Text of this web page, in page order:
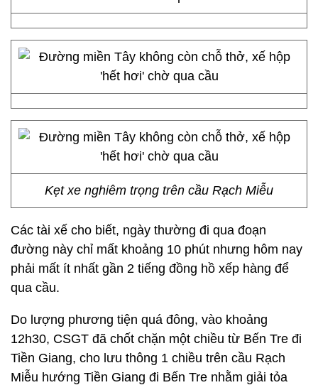
Kẹt xe nghiêm trọng trên cầu Rạch Miễu
Các tài xế cho biết, ngày thường đi qua đoạn
đường này chỉ mất khoảng 10 phút nhưng hôm nay
phải mất ít nhất gần 2 tiếng đồng hồ xếp hàng để
qua cầu.
Do lượng phương tiện quá đông, vào khoảng
12h30, CSGT đã chốt chặn một chiều từ Bến Tre đi
Tiền Giang, cho lưu thông 1 chiều trên cầu Rạch
Miễu hướng Tiền Giang đi Bến Tre nhằm giải tỏa